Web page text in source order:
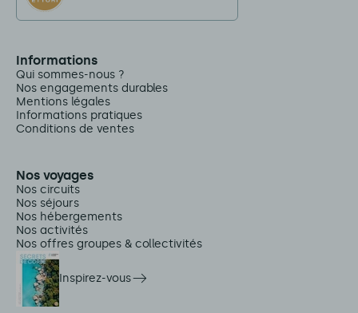
Informations
Qui sommes-nous ?
Nos engagements durables
Mentions légales
Informations pratiques
Conditions de ventes
Nos voyages
Nos circuits
Nos séjours
Nos hébergements
Nos activités
Nos offres groupes & collectivités
Inspirez-vous